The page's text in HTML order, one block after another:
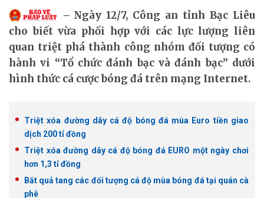
Ngày 12/7, Công an tỉnh Bạc Liêu
cho biết vừa phối hợp với các lực lượng liên
quan triệt phá thành công nhóm đối tượng có
hành vi “Tổ chức đánh bạc và đánh bạc” dưới
hình thức cá cược bóng đá trên mạng Internet.
Triệt xóa đường dây cá độ bóng đá mùa Euro tiền giao
dịch 200 tỉ đồng
Triệt xóa đường dây cá độ bóng đá EURO một ngày chơi
hơn 1,3 tỉ đồng
Bắt quả tang các đối tượng cá độ mùa bóng đá tại quán cà
phê